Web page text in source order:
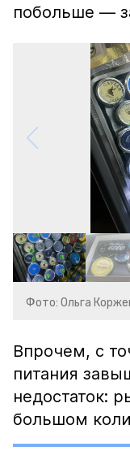
побольше —
Фото: Ольга
Впрочем, с
питания
недостаток:
большом